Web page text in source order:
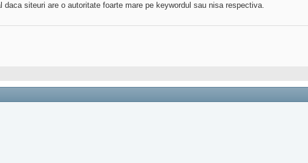
siteuri are o autoritate foarte mare pe keywordul sau nisa respectiva.